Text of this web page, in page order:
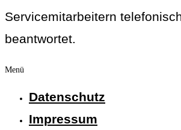
Servicemitarbeitern
beantwortet.
Menü
Datenschutz
Impressum